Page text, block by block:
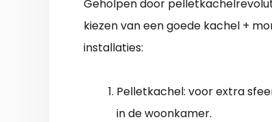
Geholpen door
kiezen van een goede kachel +
installaties:
Pelletkachel: voor extra
in de woonkamer.